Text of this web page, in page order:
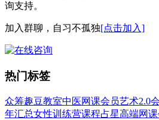
询支持。
加入群聊，自习不孤独[点击加入]
热门标签
众筹趣豆教室中医网课会员艺术2.0
年汇总女性训练营课程占星高端网